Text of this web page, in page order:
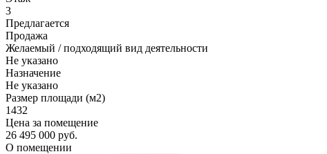
3
Предлагается
Продажа
Желаемый / подходящий вид деятельности
Не указано
Назначение
Не указано
Размер площади (м2)
1432
Цена за помещение
26 495 000 руб.
О помещении